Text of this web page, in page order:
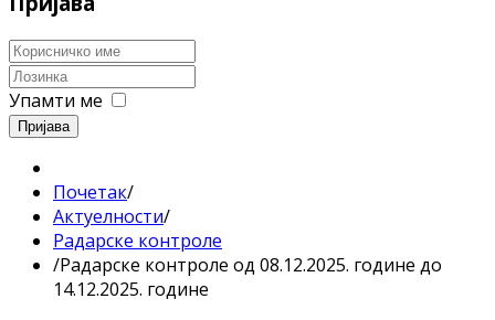
Упамти ме
Пријава
Почетак/
Актуелности/
Радарске контроле
/Радарске контроле од 08.12.2025. године до
14.12.2025. године